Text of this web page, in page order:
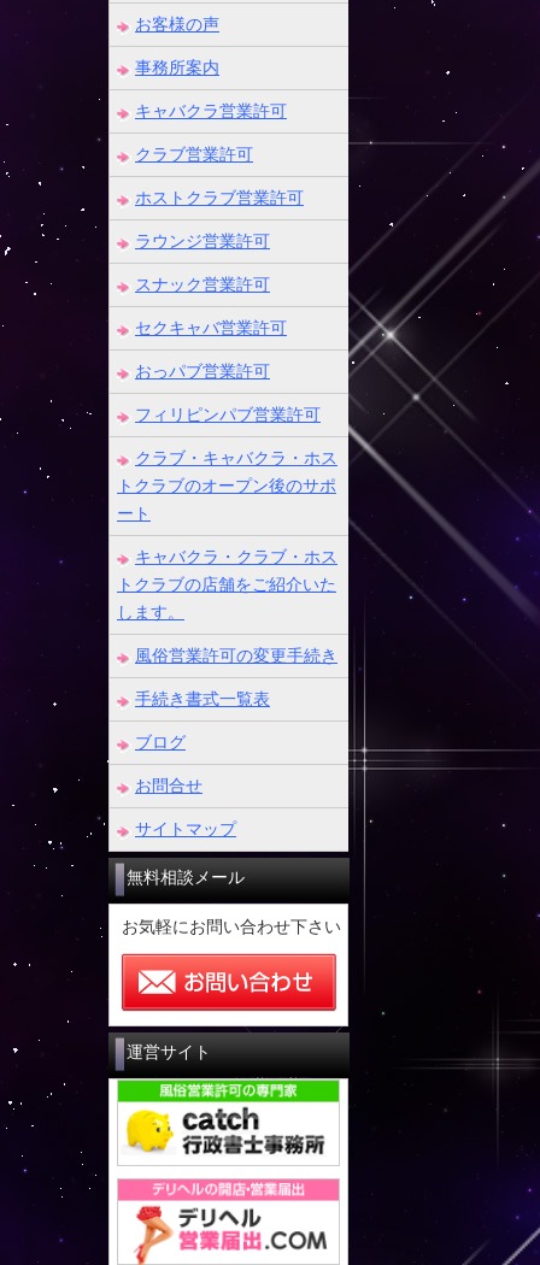
お客様の声
事務所案内
キャバクラ営業許可
クラブ営業許可
ホストクラブ営業許可
ラウンジ営業許可
スナック営業許可
セクキャバ営業許可
おっパブ営業許可
フィリピンパブ営業許可
クラブ・キャバクラ・ホス
トクラブのオープン後のサポ
ート
キャバクラ・クラブ・ホス
トクラブの店舗をご紹介いた
します。
風俗営業許可の変更手続き
手続き書式一覧表
ブログ
お問合せ
サイトマップ
無料相談メール
お気軽にお問い合わせ下さい
運営サイト